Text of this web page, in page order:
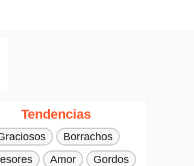
Tendencias
Borrachos
Amor
Gordos